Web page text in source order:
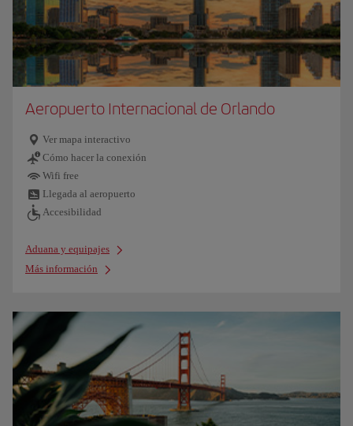
Aeropuerto Internacional de Orlando
Ver mapa interactivo
Cómo hacer la conexión
Wifi free
Llegada al aeropuerto
Accesibilidad
Aduana y equipajes
Más información